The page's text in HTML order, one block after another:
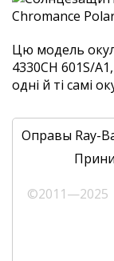
Цю модель
4330CH 601S/
одні й ті самі
Оправы Ray-
©2011—2025